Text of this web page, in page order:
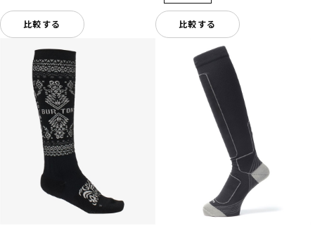
比較する 比較する